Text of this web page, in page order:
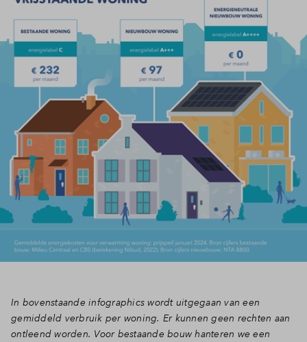
In bovenstaande infographics wordt uitgegaan van een
gemiddeld verbruik per woning. Er kunnen geen rechten aan
ontleend worden. Voor bestaande bouw hanteren we een